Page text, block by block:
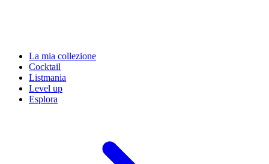
La mia collezione
Cocktail
Listmania
Level up
Esplora